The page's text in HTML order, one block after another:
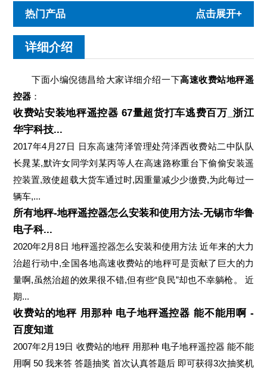
热门产品 点击展开+
详细介绍
下面小编倪德昌给大家详细介绍一下高速收费站地秤遥
控器 ：
收费站安装地秤遥控器 67量超货打车逃费百万_浙江
华宇科技...
2017年4月27日 日东高速菏泽管理处菏泽西收费站二中队队
长晁某,默许女同学刘某丙等人在高速路称重台下偷偷安装遥
控装置,致使超载大货车通过时,因重量减少少缴费,为此每过一
辆车,...
所有地秤-地秤遥控器怎么安装和使用方法-无锡市华鲁
电子科...
2020年2月8日 地秤遥控器怎么安装和使用方法 近年来的大力
治超行动中,全国各地高速收费站的地秤可是贡献了巨大的力
量啊,虽然治超的效果很不错,但有些“良民”却也不幸躺枪。 近
期...
收费站的地秤 用那种 电子地秤遥控器 能不能用啊 -
百度知道
2007年2月19日 收费站的地秤 用那种 电子地秤遥控器 能不能
用啊 50 我来答 答题抽奖 首次认真答题后 即可获得3次抽奖机